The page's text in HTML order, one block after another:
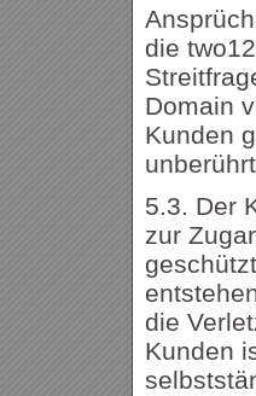
die
Domain
Kunden
5.3. Der
zur
die
Kunden